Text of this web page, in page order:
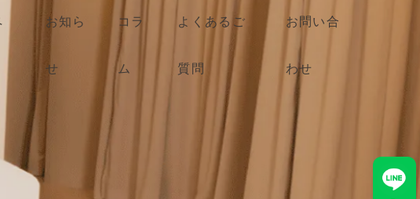
お知ら
せ
コラ
ム
よくあるご
質問
お問い合
わせ